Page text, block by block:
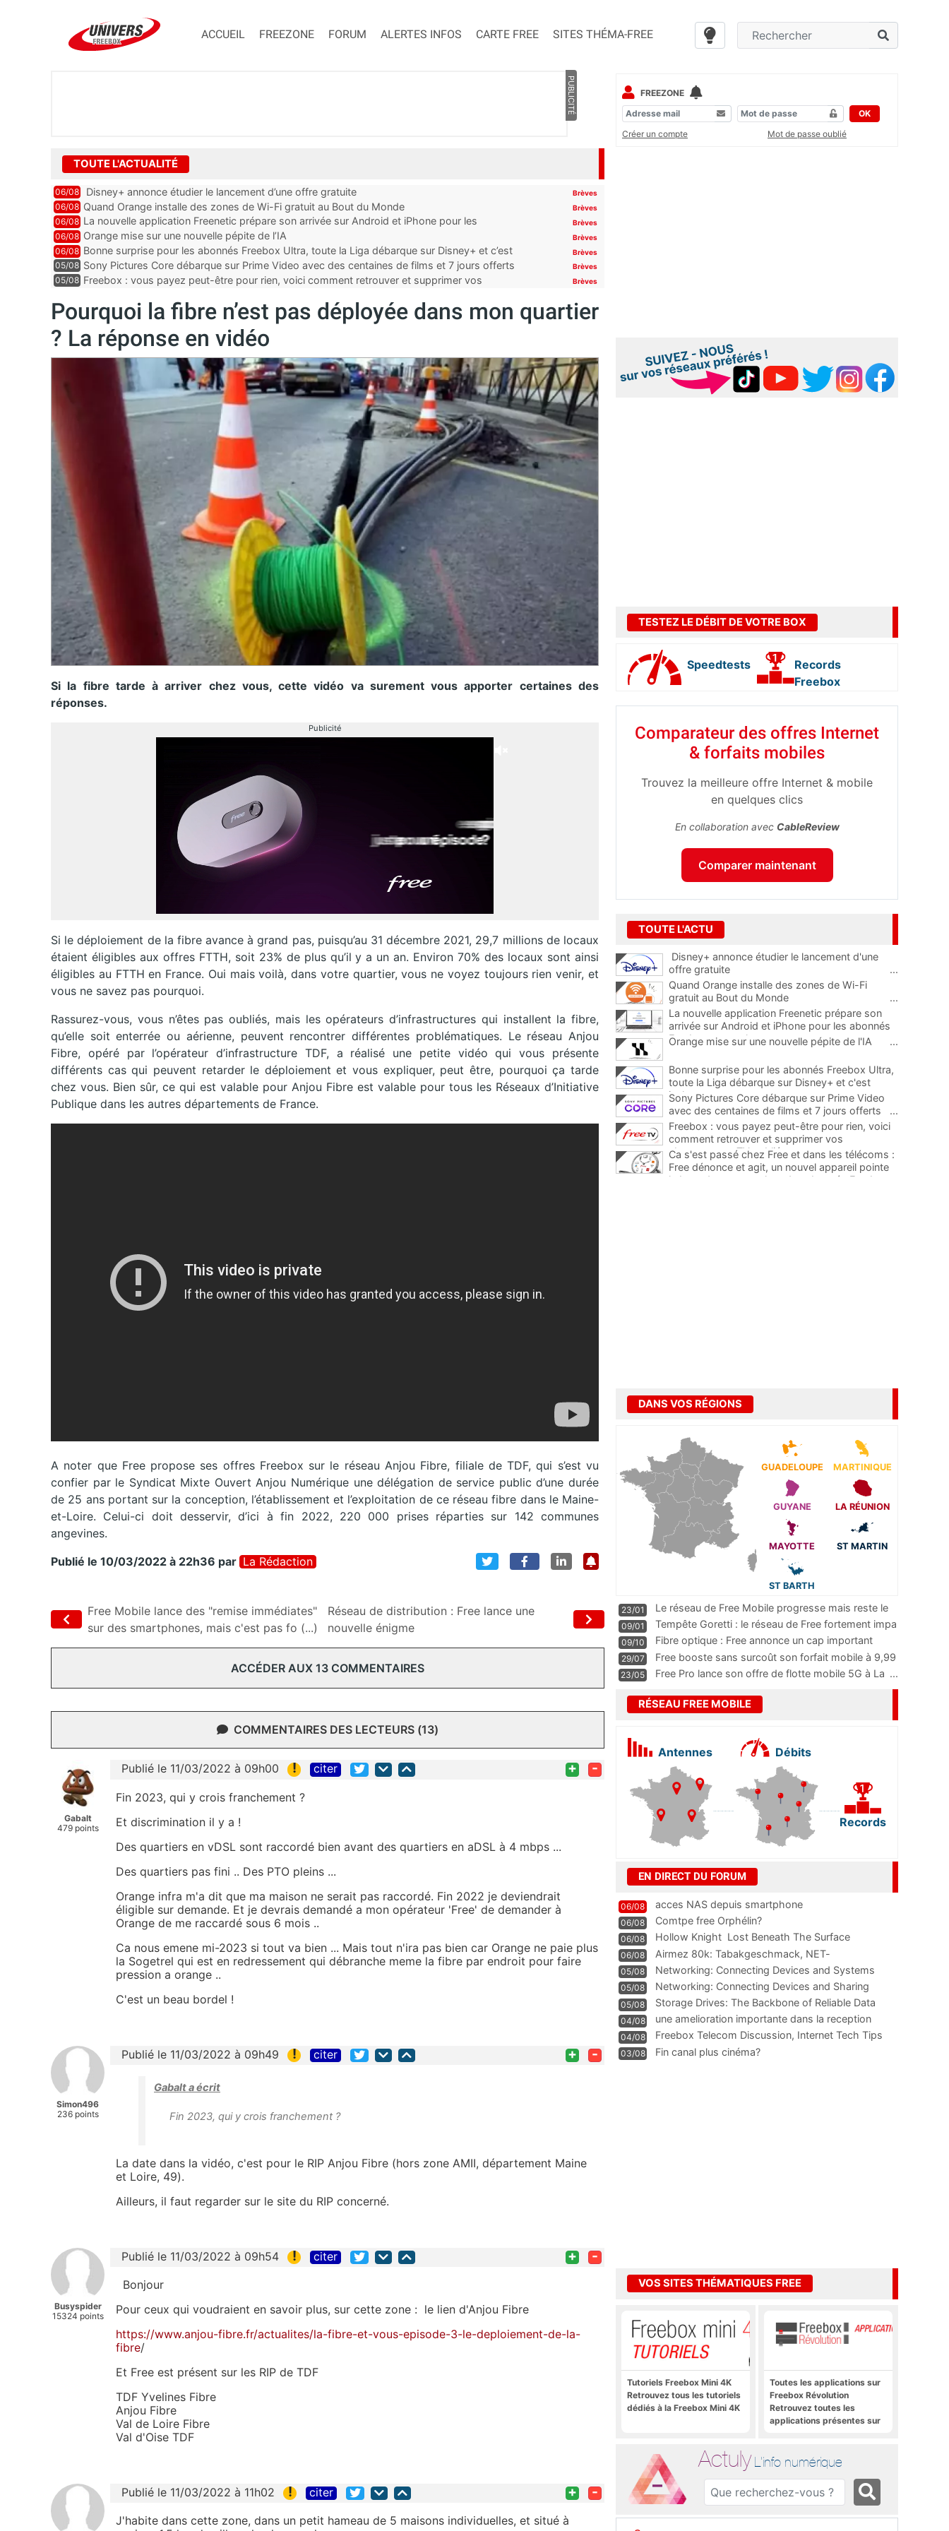
ACCUEIL FREEZONE FORUM ALERTES INFOS CARTE FREE SITES THÉMA-FREE
PUBLICITÉ
TOUTE L'ACTUALITÉ
06/08 Disney+ annonce étudier le lancement d’une offre gratuite Brèves
06/08 Quand Orange installe des zones de Wi-Fi gratuit au Bout du Monde Brèves
06/08 La nouvelle application Freenetic prépare son arrivée sur Android et iPhone pour les
abonnés Freebox, testez la
Brèves
06/08 Orange mise sur une nouvelle pépite de l’IA Brèves
06/08 Bonne surprise pour les abonnés Freebox Ultra, toute la Liga débarque sur Disney+ et c’est
inclus
Brèves
05/08 Sony Pictures Core débarque sur Prime Video avec des centaines de films et 7 jours offerts Brèves
05/08 Freebox : vous payez peut-être pour rien, voici comment retrouver et supprimer vos
Brèves
Pourquoi la fibre n’est pas déployée dans mon quartier
? La réponse en vidéo
Si la fibre tarde à arriver chez vous, cette vidéo va surement vous apporter certaines des
réponses.
Publicité
Si le déploiement de la fibre avance à grand pas, puisqu’au 31 décembre 2021, 29,7 millions de locaux
étaient éligibles aux offres FTTH, soit 23% de plus qu’il y a un an. Environ 70% des locaux sont ainsi
éligibles au FTTH en France. Oui mais voilà, dans votre quartier, vous ne voyez toujours rien venir, et
vous ne savez pas pourquoi.
Rassurez-vous, vous n’êtes pas oubliés, mais les opérateurs d’infrastructures qui installent la fibre,
qu’elle soit enterrée ou aérienne, peuvent rencontrer différentes problématiques. Le réseau Anjou
Fibre, opéré par l’opérateur d’infrastructure TDF, a réalisé une petite vidéo qui vous présente
différents cas qui peuvent retarder le déploiement et vous expliquer, peut être, pourquoi ça tarde
chez vous. Bien sûr, ce qui est valable pour Anjou Fibre est valable pour tous les Réseaux d’Initiative
Publique dans les autres départements de France.
A noter que Free propose ses offres Freebox sur le réseau Anjou Fibre, filiale de TDF, qui s’est vu
confier par le Syndicat Mixte Ouvert Anjou Numérique une délégation de service public d’une durée
de 25 ans portant sur la conception, l’établissement et l’exploitation de ce réseau fibre dans le Maine-
et-Loire. Celui-ci doit desservir, d’ici à fin 2022, 220 000 prises réparties sur 142 communes
angevines.
Publié le 10/03/2022 à 22h36 par La Rédaction
Free Mobile lance des "remise immédiates"
sur des smartphones, mais c'est pas fo (...)
Réseau de distribution : Free lance une
nouvelle énigme
ACCÉDER AUX 13 COMMENTAIRES
COMMENTAIRES DES LECTEURS (13)
Gabalt
479 points
Publié le 11/03/2022 à 09h00 ! citer + -
Fin 2023, qui y crois franchement ?
Et discrimination il y a !
Des quartiers en vDSL sont raccordé bien avant des quartiers en aDSL à 4 mbps ...
Des quartiers pas fini .. Des PTO pleins ...
Orange infra m'a dit que ma maison ne serait pas raccordé. Fin 2022 je deviendrait
éligible sur demande. Et je devrais demandé a mon opérateur 'Free' de demander à
Orange de me raccardé sous 6 mois ..
Ca nous emene mi-2023 si tout va bien ... Mais tout n'ira pas bien car Orange ne paie plus
la Sogetrel qui est en redressement qui débranche meme la fibre par endroit pour faire
pression a orange ..
C'est un beau bordel !
Simon496
236 points
Publié le 11/03/2022 à 09h49 ! citer + -
Gabalt a écrit
Fin 2023, qui y crois franchement ?
La date dans la vidéo, c'est pour le RIP Anjou Fibre (hors zone AMII, département Maine
et Loire, 49).
Ailleurs, il faut regarder sur le site du RIP concerné.
Busyspider
15324 points
Publié le 11/03/2022 à 09h54 ! citer + -
Bonjour
Pour ceux qui voudraient en savoir plus, sur cette zone : le lien d'Anjou Fibre
https://www.anjou-fibre.fr/actualites/la-fibre-et-vous-episode-3-le-deploiement-de-la-
fibre/
Et Free est présent sur les RIP de TDF
TDF Yvelines Fibre
Anjou Fibre
Val de Loire Fibre
Val d'Oise TDF
Publié le 11/03/2022 à 11h02 ! citer + -
J'habite dans cette zone, dans un petit hameau de 5 maisons individuelles, et situé à
FREEZONE
OK
Créer un compte
Mot de passe oublié
TESTEZ LE DÉBIT DE VOTRE BOX
Speedtests
Records
Freebox
Comparateur des offres Internet
& forfaits mobiles
Trouvez la meilleure offre Internet & mobile
en quelques clics
En collaboration avec CableReview
Comparer maintenant
TOUTE L'ACTU
Disney+ annonce étudier le lancement d'une
offre gratuite
...
Quand Orange installe des zones de Wi-Fi
gratuit au Bout du Monde
...
La nouvelle application Freenetic prépare son
arrivée sur Android et iPhone pour les abonnés
Freebox, testez la
Orange mise sur une nouvelle pépite de l'IA ...
Bonne surprise pour les abonnés Freebox Ultra,
toute la Liga débarque sur Disney+ et c'est
inclus
Sony Pictures Core débarque sur Prime Video
avec des centaines de films et 7 jours offerts
...
Freebox : vous payez peut-être pour rien, voici
comment retrouver et supprimer vos
abonnements TV oubliés
...
Ca s'est passé chez Free et dans les télécoms :
Free dénonce et agit, un nouvel appareil pointe
le bout de son nez chez des abonnés Freebox...
DANS VOS RÉGIONS
GUADELOUPE MARTINIQUE
GUYANE LA RÉUNION
MAYOTTE ST MARTIN
ST BARTH
23/01
Le réseau de Free Mobile progresse mais reste le
m
...
09/01
Tempête Goretti : le réseau de Free fortement impa
09/10
Fibre optique : Free annonce un cap important
pass
...
29/07
Free booste sans surcoût son forfait mobile à 9,99
23/05 Free Pro lance son offre de flotte mobile 5G à La ...
RÉSEAU FREE MOBILE
Antennes Débits
Records
EN DIRECT DU FORUM
06/08 acces NAS depuis smartphone
06/08 Comtpe free Orphélin?
06/08 Hollow Knight  Lost Beneath The Surface
06/08
Airmez 80k: Tabakgeschmack, NET-
Technologie und Leistung im
05/08 Networking: Connecting Devices and Systems
05/08
Networking: Connecting Devices and Sharing
Information
05/08
Storage Drives: The Backbone of Reliable Data
Management
04/08
une amelioration importante dans la reception
WIFI
04/08
Freebox Telecom Discussion, Internet Tech Tips
Communi
03/08 Fin canal plus cinéma?
VOS SITES THÉMATIQUES FREE
Tutoriels Freebox Mini 4K
Retrouvez tous les tutoriels
dédiés à la Freebox Mini 4K
Toutes les applications sur
Freebox Révolution
Retrouvez toutes les
applications présentes sur
Actuly L'info numérique